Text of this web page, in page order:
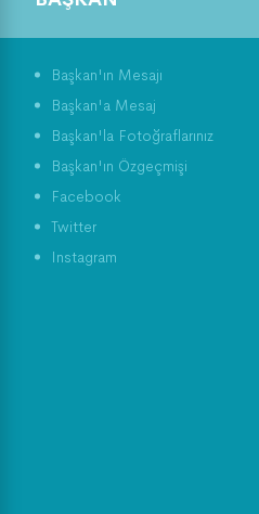
Başkan'ın Mesajı
Başkan'a Mesaj
Başkan'la Fotoğraflarınız
Başkan'ın Özgeçmişi
Facebook
Twitter
Instagram